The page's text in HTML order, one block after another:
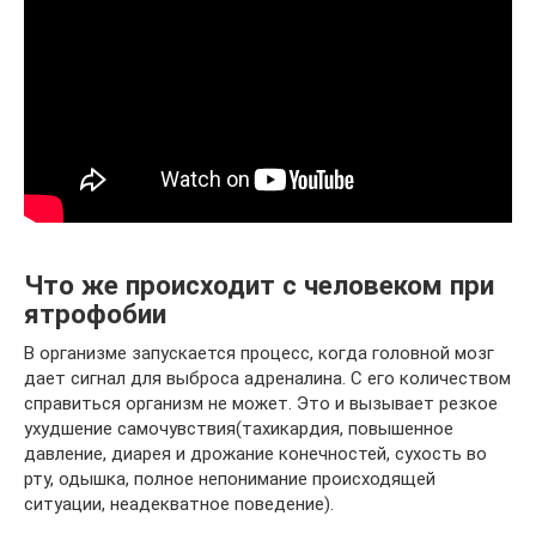
Что же происходит с человеком при
ятрофобии
В организме запускается процесс, когда головной мозг
дает сигнал для выброса адреналина. С его количеством
справиться организм не может. Это и вызывает резкое
ухудшение самочувствия(тахикардия, повышенное
давление, диарея и дрожание конечностей, сухость во
рту, одышка, полное непонимание происходящей
ситуации, неадекватное поведение).